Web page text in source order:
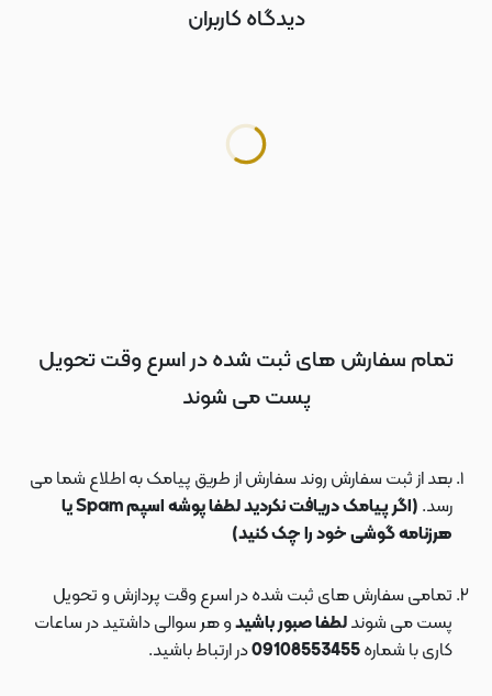
دیدگاه کاربران
تمام سفارش های ثبت شده در اسرع وقت تحویل
پست می شوند
بعد از ثبت سفارش روند سفارش از طریق پیامک به اطلاع شما می
رسد.
(اگر پیامک دریافت نکردید لطفا پوشه اسپم Spam یا
هرزنامه گوشی خود را چک کنید)
تمامی سفارش های ثبت شده در اسرع وقت پردازش و تحویل
پست می شوندلطفا صبور باشیدو هر سوالی داشتید در ساعات
کاری با شماره
در ارتباط باشید.